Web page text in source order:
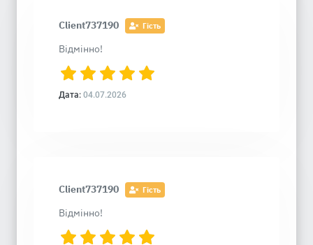
Client737190 Гість
Відмінно!
Дата: 04.07.2026
Client737190 Гість
Відмінно!